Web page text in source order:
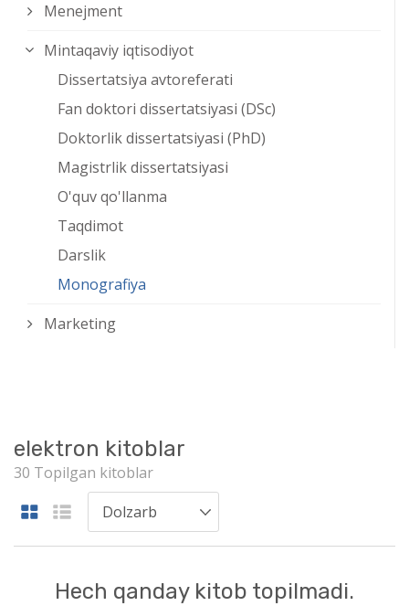
Menejment
Mintaqaviy iqtisodiyot
Dissertatsiya avtoreferati
Fan doktori dissertatsiyasi (DSc)
Doktorlik dissertatsiyasi (PhD)
Magistrlik dissertatsiyasi
O'quv qo'llanma
Taqdimot
Darslik
Monografiya
Marketing
elektron kitoblar
30 Topilgan kitoblar
Hech qanday kitob topilmadi.